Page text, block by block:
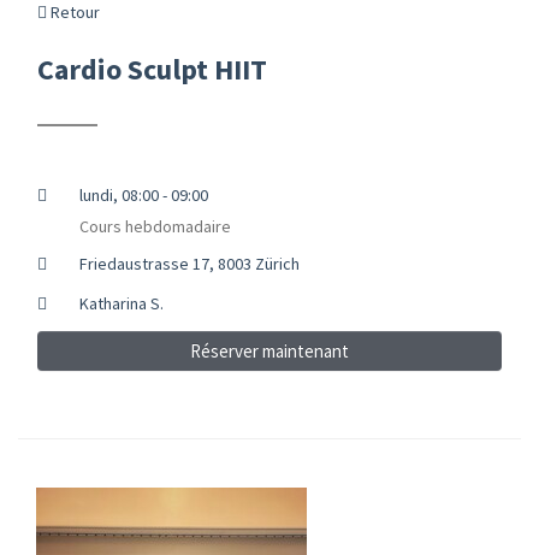
Retour
Cardio Sculpt HIIT
lundi, 08:00 - 09:00
Cours hebdomadaire
Friedaustrasse 17, 8003 Zürich
Katharina S.
Réserver maintenant